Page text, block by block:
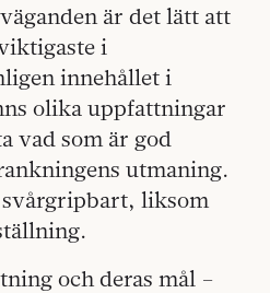
är det lätt att
i
innehållet i
olika uppfattningar
vad som är god
utmaning.
liksom
och deras mål –